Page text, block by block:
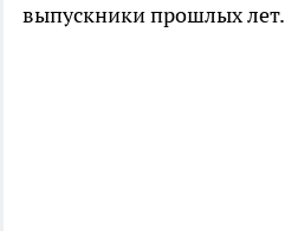
выпускники прошлых лет.